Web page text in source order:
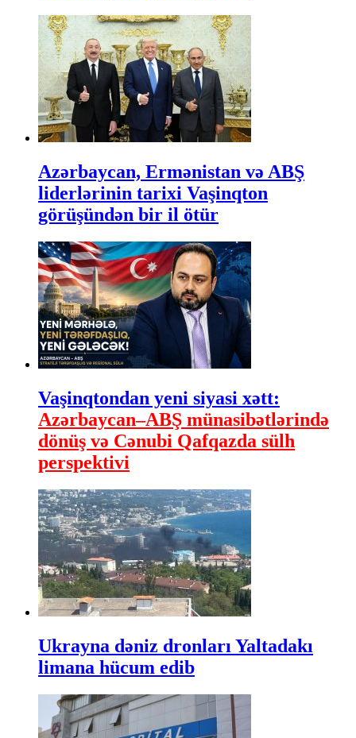
Azərbaycan, Ermənistan və ABŞ
liderlərinin tarixi Vaşinqton
görüşündən bir il ötür
Vaşinqtondan yeni siyasi xətt:
Azərbaycan–ABŞ münasibətlərində
dönüş və Cənubi Qafqazda sülh
perspektivi
Ukrayna dəniz dronları Yaltadakı
limana hücum edib